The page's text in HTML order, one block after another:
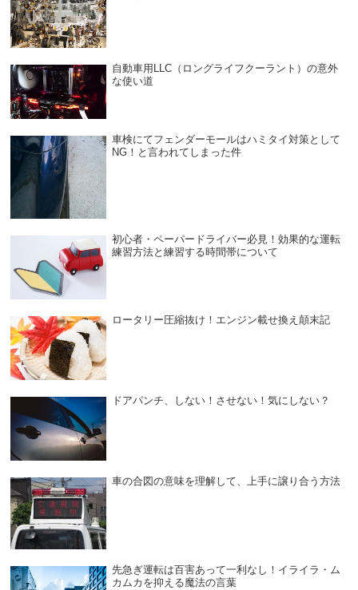
自動車用LLC（ロングライフクーラント）の意外
な使い道
車検にてフェンダーモールはハミタイ対策として
NG！と言われてしまった件
初心者・ペーパードライバー必見！効果的な運転
練習方法と練習する時間帯について
ロータリー圧縮抜け！エンジン載せ換え顛末記
ドアパンチ、しない！させない！気にしない？
車の合図の意味を理解して、上手に譲り合う方法
先急ぎ運転は百害あって一利なし！イライラ・ム
カムカを抑える魔法の言葉